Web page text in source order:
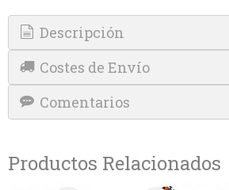
Descripción
Costes de Envío
Comentarios
Productos Relacionados